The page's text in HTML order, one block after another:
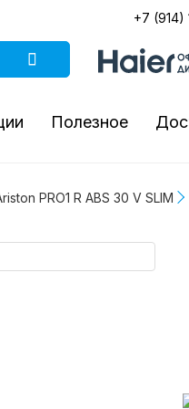
+7 (914)
Полезное
PRO1 R ABS 30 V SLIM